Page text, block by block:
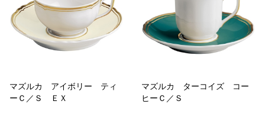
マズルカ アイボリー ティ
ーＣ／Ｓ ＥＸ
マズルカ ターコイズ コー
ヒーＣ／Ｓ